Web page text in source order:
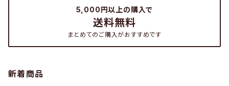
5,000円以上の購入で
送料無料
まとめてのご購入がおすすめです
新着商品